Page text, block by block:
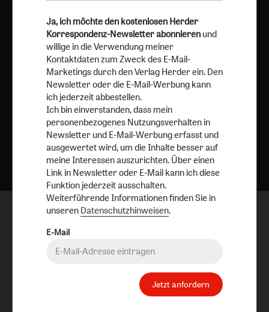
Nach oben
Ja, ich möchte den kostenlosen Herder
Korrespondenz-Newsletter abonnieren und
willige in die Verwendung meiner
Kontaktdaten zum Zweck des E-Mail-
Marketings durch den Verlag Herder ein. Den
Newsletter oder die E-Mail-Werbung kann
ich jederzeit abbestellen.
Ich bin einverstanden, dass mein
personenbezogenes Nutzungsverhalten in
Newsletter und E-Mail-Werbung erfasst und
ausgewertet wird, um die Inhalte besser auf
meine Interessen auszurichten. Über einen
Link in Newsletter oder E-Mail kann ich diese
Funktion jederzeit ausschalten.
Weiterführende Informationen finden Sie in
unseren Datenschutzhinweisen.
E-Mail
Jetzt anfordern